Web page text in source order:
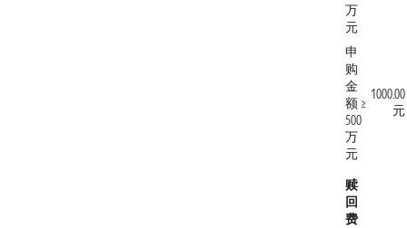
万
元
申
购
金
额 ≥
500
万
元
1000.00
元
赎
回
费